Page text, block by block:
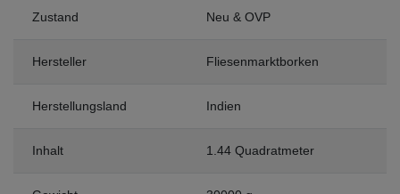
Zustand Neu & OVP
Hersteller Fliesenmarktborken
Herstellungsland Indien
Inhalt 1.44 Quadratmeter